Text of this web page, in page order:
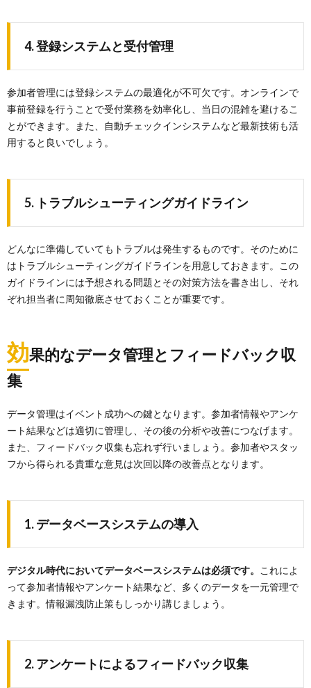
4. 登録システムと受付管理
参加者管理には登録システムの最適化が不可欠です。オンラインで
事前登録を行うことで受付業務を効率化し、当日の混雑を避けるこ
とができます。また、自動チェックインシステムなど最新技術も活
用すると良いでしょう。
5. トラブルシューティングガイドライン
どんなに準備していてもトラブルは発生するものです。そのために
はトラブルシューティングガイドラインを用意しておきます。この
ガイドラインには予想される問題とその対策方法を書き出し、それ
ぞれ担当者に周知徹底させておくことが重要です。
効果的なデータ管理とフィードバック収
集
データ管理はイベント成功への鍵となります。参加者情報やアンケ
ート結果などは適切に管理し、その後の分析や改善につなげます。
また、フィードバック収集も忘れず行いましょう。参加者やスタッ
フから得られる貴重な意見は次回以降の改善点となります。
1. データベースシステムの導入
デジタル時代においてデータベースシステムは必須です。
これによ
って参加者情報やアンケート結果など、多くのデータを一元管理で
きます。情報漏洩防止策もしっかり講じましょう。
2. アンケートによるフィードバック収集